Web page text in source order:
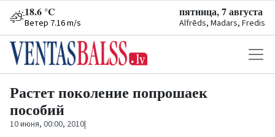
18.6 °C
Ветер 7.16 m/s
пятница, 7 августа
Alfrēds, Madars, Fredis
Растет поколение попрошаек
пособий
10 июня, 00:00, 2010|